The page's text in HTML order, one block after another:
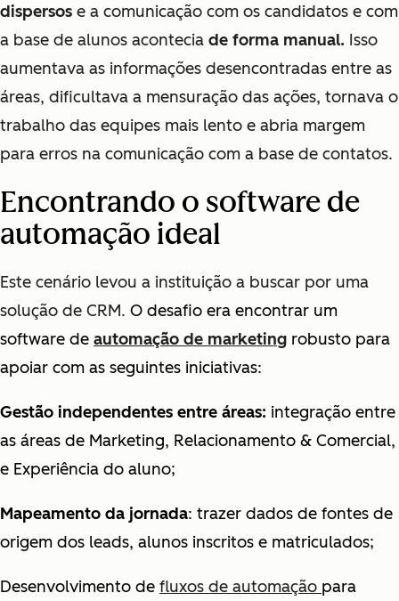
dispersos e a comunicação com os candidatos e com
a base de alunos acontecia de forma manual. Isso
aumentava as informações desencontradas entre as
áreas, dificultava a mensuração das ações, tornava o
trabalho das equipes mais lento e abria margem
para erros na comunicação com a base de contatos.
Encontrando o software de
automação ideal
Este cenário levou a instituição a buscar por uma
solução de CRM. O desafio era encontrar um
software de automação de marketing robusto para
apoiar com as seguintes iniciativas:
Gestão independentes entre áreas: integração entre
as áreas de Marketing, Relacionamento & Comercial,
e Experiência do aluno;
Mapeamento da jornada: trazer dados de fontes de
origem dos leads, alunos inscritos e matriculados;
Desenvolvimento de fluxos de automação para